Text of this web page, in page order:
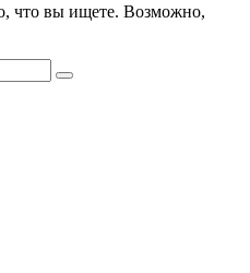
что вы ищете. Возможно,